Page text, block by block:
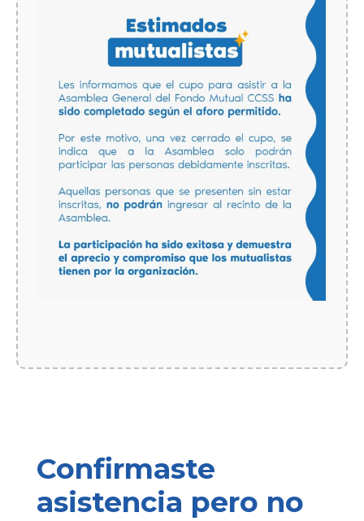
Confirmaste
asistencia pero no